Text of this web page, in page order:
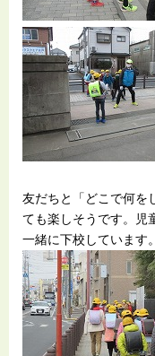
友だちと「どこで何を
ても楽しそうです。児
一緒に下校しています。